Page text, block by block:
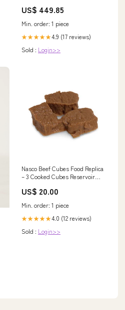
figaro chain
US$ 449.85
Min. order: 1 piece
★★★★★4.9 (17 reviews)
Sold : Login>>
Nasco Beef Cubes Food Replica
– 3 Cooked Cubes Reservoir
US$ 20.00
Min. order: 1 piece
★★★★★4.0 (12 reviews)
Sold : Login>>